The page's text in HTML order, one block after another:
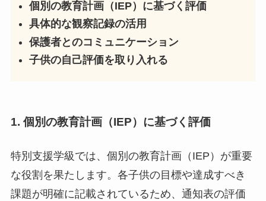
個別の教育計画（IEP）に基づく評価
具体的な観察記録の活用
保護者とのコミュニケーション
子供の自己評価を取り入れる
1. 個別の教育計画（IEP）に基づく評価
特別支援学級では、個別の教育計画（IEP）が重要
な役割を果たします。各子供の目標や達成すべき
課題が明確に記載されているため、通知表の評価